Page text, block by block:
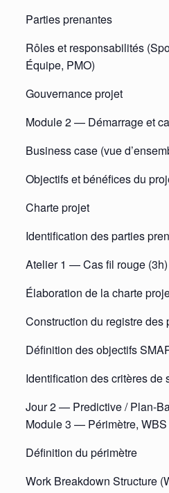
Parties prenantes
Rôles et responsabilités
Équipe, PMO)
Gouvernance projet
Module 2 — Démarrage et
Business case (vue
Objectifs et bénéfices du
Charte projet
Identification des parties
Atelier 1 — Cas fil rouge (3h)
Élaboration de la charte
Construction du registre des
Définition des objectifs
Identification des critères de
Jour 2 — Predictive / Plan-
Module 3 — Périmètre,
Définition du périmètre
Work Breakdown Structure